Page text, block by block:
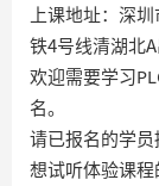
上课地址：深
铁4号线清湖北A
欢迎需要学习
名。
请已报名的学员
想试听体验课程